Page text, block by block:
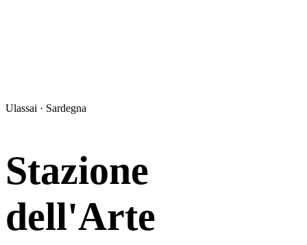
Ulassai · Sardegna
Stazione
dell'Arte